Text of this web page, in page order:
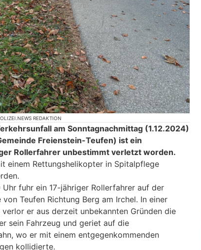
REDAKTION
am Sonntagnachmittag (1.12.2024)
Freienstein-Teufen) ist ein
Rollerfahrer unbestimmt verletzt worden.
einem Rettungshelikopter in Spitalpflege
Uhr fuhr ein 17-jähriger Rollerfahrer auf der
von Teufen Richtung Berg am Irchel. In einer
verlor er aus derzeit unbekannten Gründen die
sein Fahrzeug und geriet auf die
wo er mit einem entgegenkommenden
kollidierte.